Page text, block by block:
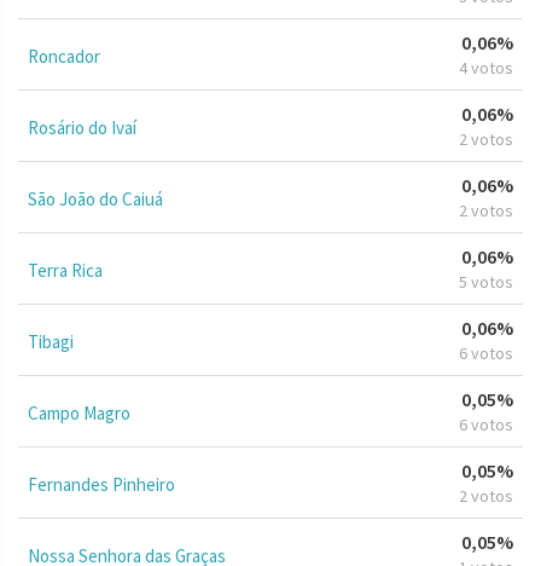
Roncador
0,06%
4 votos
Rosário do Ivaí
0,06%
2 votos
São João do Caiuá
0,06%
2 votos
Terra Rica
0,06%
5 votos
Tibagi
0,06%
6 votos
Campo Magro
0,05%
6 votos
Fernandes Pinheiro
0,05%
2 votos
Nossa Senhora das Graças
0,05%